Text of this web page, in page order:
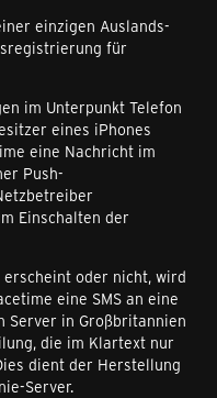
einzigen Auslands-
für
im Unterpunkt Telefon
eines iPhones
eine Nachricht im
Push-
Einschalten der
erscheint oder nicht, wird
eine SMS an eine
Server in Großbritannien
die im Klartext nur
dient der Herstellung
Server.